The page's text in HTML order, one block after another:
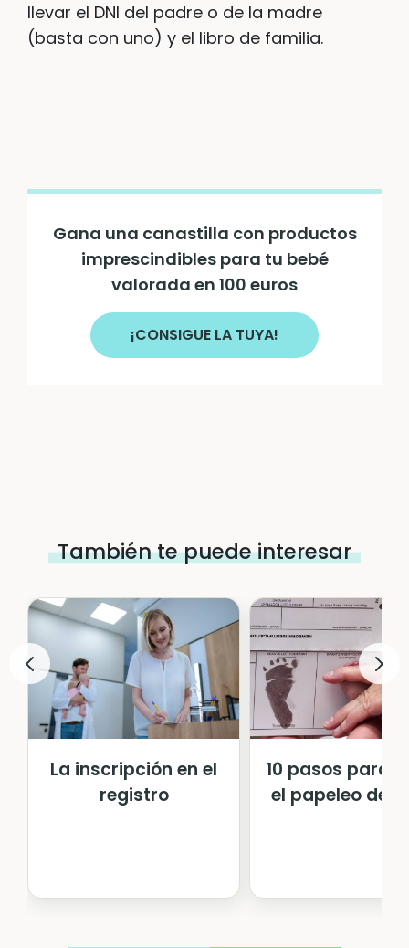
llevar el DNI del padre o de la madre
(basta con uno) y el libro de familia.
Gana una canastilla con productos
imprescindibles para tu bebé
valorada en 100 euros
¡CONSIGUE LA TUYA!
También te puede interesar
La inscripción en el
registro
10 pasos para
el papeleo del